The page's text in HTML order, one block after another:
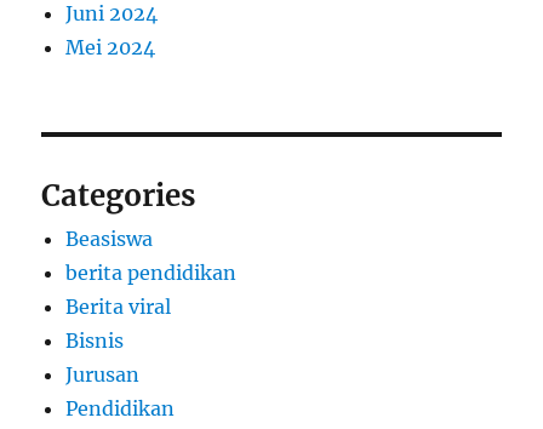
Juni 2024
Mei 2024
Categories
Beasiswa
berita pendidikan
Berita viral
Bisnis
Jurusan
Pendidikan